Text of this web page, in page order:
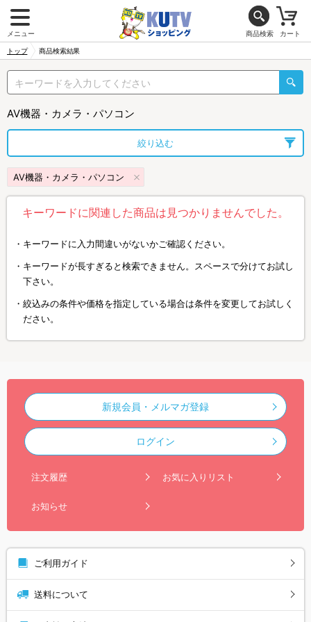
メニュー 商品検索 カート
トップ 商品検索結果
AV機器・カメラ・パソコン
絞り込む
AV機器・カメラ・パソコン
キーワードに関連した商品は見つかりませんでした。
キーワードに入力間違いがないかご確認ください。
キーワードが長すぎると検索できません。スペースで分けてお試し
下さい。
絞込みの条件や価格を指定している場合は条件を変更してお試しく
ださい。
新規会員・メルマガ登録
ログイン
注文履歴 お気に入りリスト
お知らせ
ご利用ガイド
送料について